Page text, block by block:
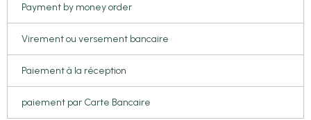
Payment by money order
Virement ou versement bancaire
Paiement à la réception
paiement par Carte Bancaire